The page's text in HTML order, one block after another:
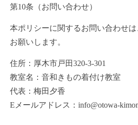
第10条（お問い合わせ）
本ポリシーに関するお問い合わせ
お願いします。
住所：厚木市戸田320-3-301
教室名：音和きもの着付け教室
代表：梅田夕香
Eメールアドレス：info@otowa-